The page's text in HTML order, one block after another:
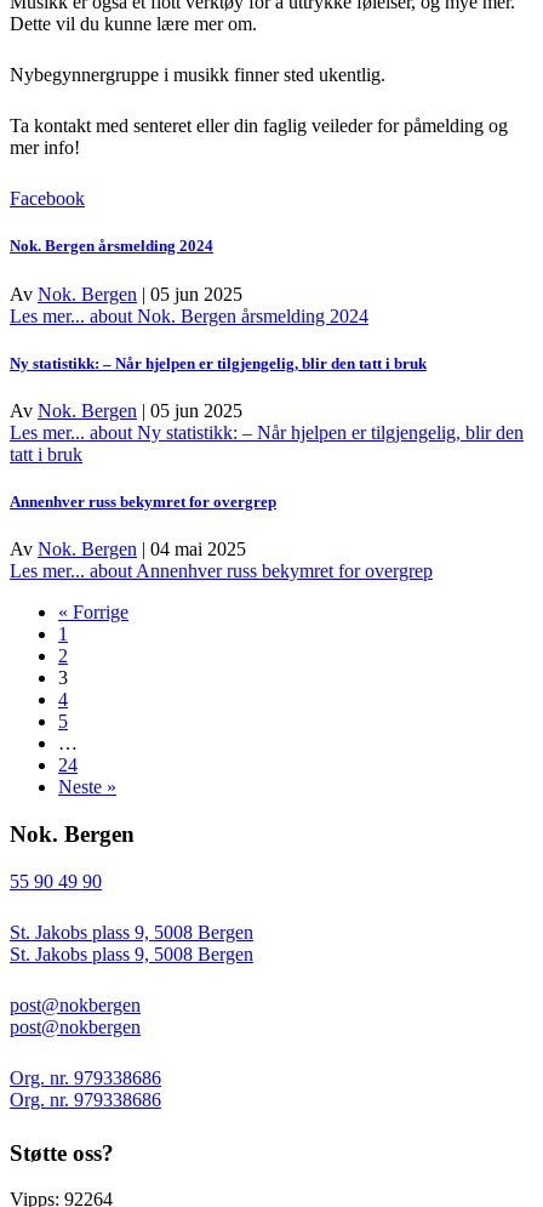
Dette vil du kunne lære mer om.
Nybegynnergruppe i musikk finner sted ukentlig.
Ta kontakt med senteret eller din faglig veileder for påmelding og
mer info!
Facebook
Nok. Bergen årsmelding 2024
Av Nok. Bergen | 05 jun 2025
Les mer... about Nok. Bergen årsmelding 2024
Ny statistikk: – Når hjelpen er tilgjengelig, blir den tatt i bruk
Av Nok. Bergen | 05 jun 2025
Les mer... about Ny statistikk: – Når hjelpen er tilgjengelig, blir den
tatt i bruk
Annenhver russ bekymret for overgrep
Av Nok. Bergen | 04 mai 2025
Les mer... about Annenhver russ bekymret for overgrep
« Forrige
1
2
3
4
5
…
24
Neste »
Nok. Bergen
55 90 49 90
St. Jakobs plass 9, 5008 Bergen
St. Jakobs plass 9, 5008 Bergen
post@nokbergen
post@nokbergen
Org. nr. 979338686
Org. nr. 979338686
Støtte oss?
Vipps: 92264